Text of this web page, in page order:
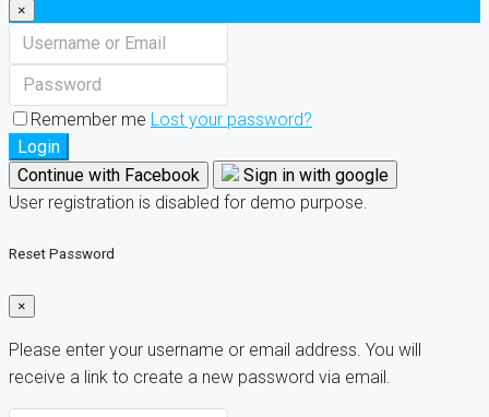
×
Remember me Lost your password?
Login
Continue with Facebook
Sign in with google
User registration is disabled for demo purpose.
Reset Password
×
Please enter your username or email address. You will
receive a link to create a new password via email.